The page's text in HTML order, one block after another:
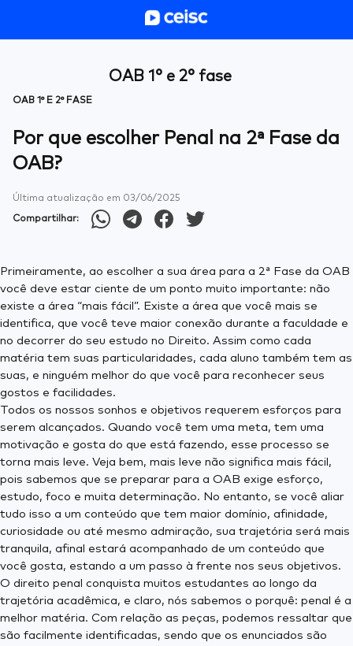
OAB 1° e 2° fase
OAB 1° E 2° FASE
Por que escolher Penal na 2ª Fase da
OAB?
Última atualização em 03/06/2025
Compartilhar:
Primeiramente, ao escolher a sua área para a 2ª Fase da OAB
você deve estar ciente de um ponto muito importante: não
existe a área “mais fácil”. Existe a área que você mais se
identifica, que você teve maior conexão durante a faculdade e
no decorrer do seu estudo no Direito. Assim como cada
matéria tem suas particularidades, cada aluno também tem as
suas, e ninguém melhor do que você para reconhecer seus
gostos e facilidades.
Todos os nossos sonhos e objetivos requerem esforços para
serem alcançados. Quando você tem uma meta, tem uma
motivação e gosta do que está fazendo, esse processo se
torna mais leve. Veja bem, mais leve não significa mais fácil,
pois sabemos que se preparar para a OAB exige esforço,
estudo, foco e muita determinação. No entanto, se você aliar
tudo isso a um conteúdo que tem maior domínio, afinidade,
curiosidade ou até mesmo admiração, sua trajetória será mais
tranquila, afinal estará acompanhado de um conteúdo que
você gosta, estando a um passo à frente nos seus objetivos.
O direito penal conquista muitos estudantes ao longo da
trajetória acadêmica, e claro, nós sabemos o porquê: penal é a
melhor matéria. Com relação as peças, podemos ressaltar que
são facilmente identificadas, sendo que os enunciados são